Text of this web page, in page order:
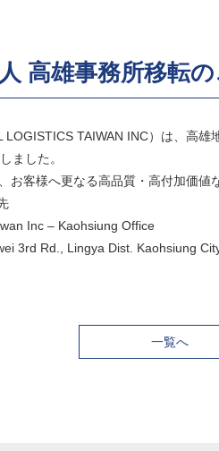
高雄事務所移転
TAIWAN INC）は、高
ました。
お客様へ更なる高品質・高付加価値
Inc – Kaohsiung Office
3rd Rd., Lingya Dist. Kaohsiung
一覧へ